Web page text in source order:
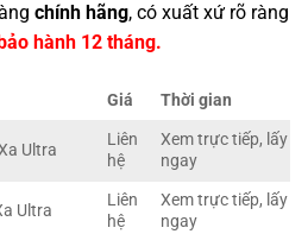
chính hãng, có xuất xứ rõ ràng
bảo hành 12 tháng.
Giá Thời gian
Ultra
Liên
hệ
Xem trực tiếp, lấy
ngay
Ultra
Liên
hệ
Xem trực tiếp, lấy
ngay